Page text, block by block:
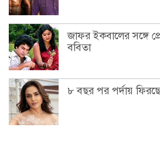
জাফর ইকবালের সঙ্গে
ববিতা
৮ বছর পর পর্দায়